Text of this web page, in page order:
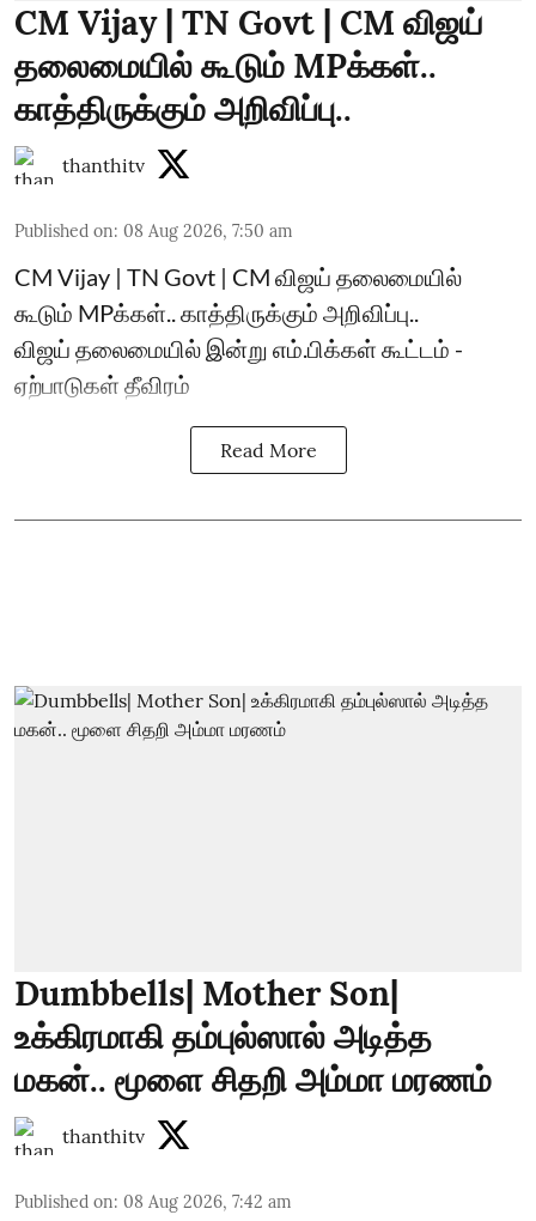
CM Vijay | TN Govt | CM விஜய்
தலைமையில் கூடும் MPக்கள்..
காத்திருக்கும் அறிவிப்பு..
thanthitv
Published on: 08 Aug 2026, 7:50 am
CM Vijay | TN Govt | CM விஜய் தலைமையில்
கூடும் MPக்கள்.. காத்திருக்கும் அறிவிப்பு..
விஜய் தலைமையில் இன்று எம்.பிக்கள் கூட்டம் -
ஏற்பாடுகள் தீவிரம்
Read More
Dumbbells| Mother Son|
உக்கிரமாகி தம்புல்ஸால் அடித்த
மகன்.. மூளை சிதறி அம்மா மரணம்
thanthitv
Published on: 08 Aug 2026, 7:42 am